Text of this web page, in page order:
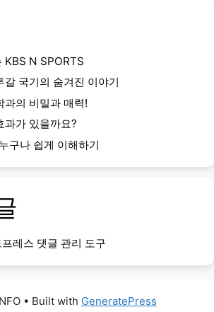
KBS N SPORTS
갈 국기의 숨겨진 이야기
과의 비밀과 매력!
과가 있을까요?
구나 쉽게 이해하기
레스 댓글 관리 도구
• Built with GeneratePress